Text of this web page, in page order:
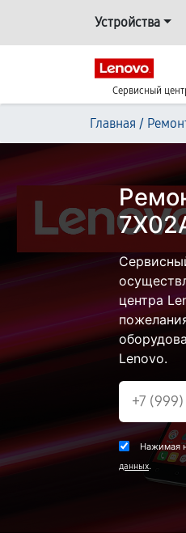
Устройства
Сервисный
Главная /
центра
Lenovo.
Нажимая
данных.